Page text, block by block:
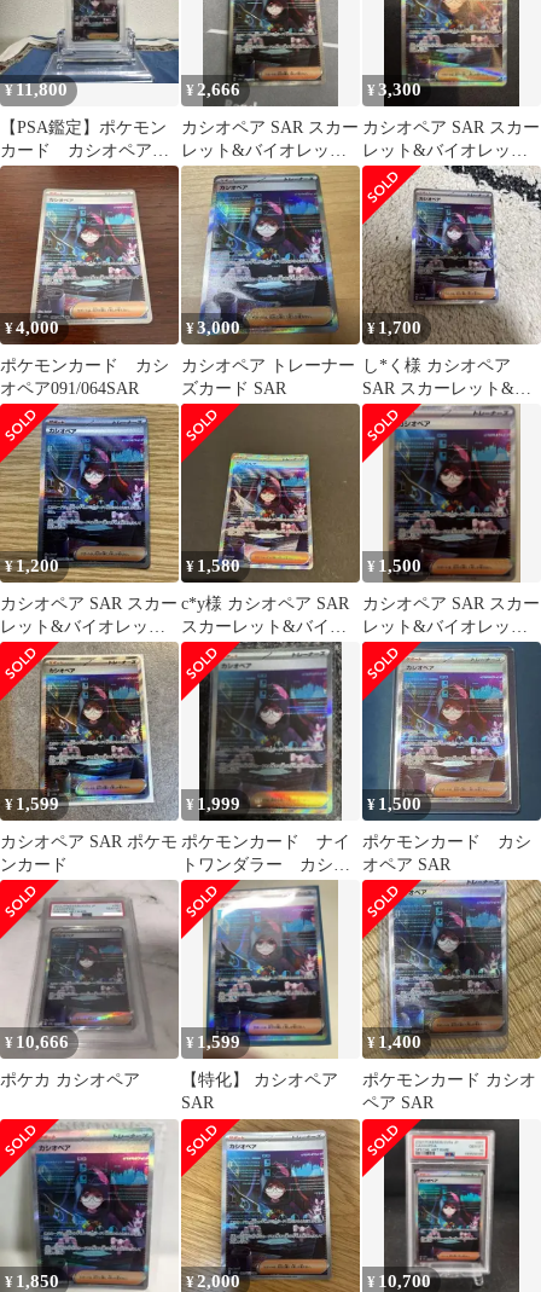
¥11,800
【PSA鑑定】ポケモン
カード カシオペア
SAR PSA10
¥ 2,666
カシオペア SAR スカー
レット&バイオレット
拡張パック ナイトワン
ダラー …
¥3,300
カシオペア SAR スカー
レット&バイオレット
拡張パック ナイトワン
ダラー …
¥4,000
ポケモンカード カシ
オペア091/064SAR
¥3,000
カシオペア トレーナー
ズカード SAR
¥ 1,700
し*く様 カシオペア
SAR スカーレット&バ
イオレット 拡張パック
ナイトワン
¥1,200
カシオペア SAR スカー
レット&バイオレット
拡張パック ナイトワン
ダラー …
¥ 1,580
c*y様 カシオペア SAR
スカーレット&バイオ
レット 拡張パック ナイ
トワン
¥ 1,500
カシオペア SAR スカー
レット&バイオレット
拡張パック ナイトワン
ダラー …
¥ 1,599
カシオペア SAR ポケモ
ンカード
¥ 1,999
ポケモンカード ナイ
トワンダラー カシオ
ペア SAR
¥ 1,500
ポケモンカード カシ
オペア SAR
¥ 10,666
ポケカ カシオペア
¥ 1,599
【特化】 カシオペア
SAR
¥1,400
ポケモンカード カシオ
ペア SAR
¥ 1,850 ¥2,000 ¥ 10,700